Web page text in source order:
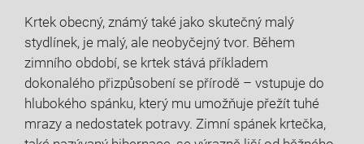
Krtek obecný, známý také jako skutečný malý
stydlínek, je malý, ale neobyčejný tvor. Během
zimního období, se krtek stává příkladem
dokonalého přizpůsobení se přírodě – vstupuje do
hlubokého spánku, který mu umožňuje přežít tuhé
mrazy a nedostatek potravy. Zimní spánek krtečka,